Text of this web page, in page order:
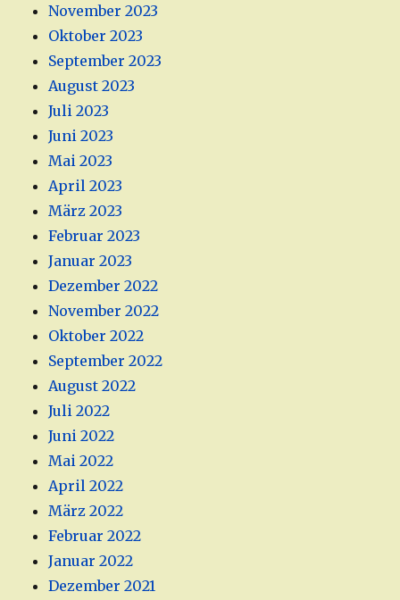
November 2023
Oktober 2023
September 2023
August 2023
Juli 2023
Juni 2023
Mai 2023
April 2023
März 2023
Februar 2023
Januar 2023
Dezember 2022
November 2022
Oktober 2022
September 2022
August 2022
Juli 2022
Juni 2022
Mai 2022
April 2022
März 2022
Februar 2022
Januar 2022
Dezember 2021